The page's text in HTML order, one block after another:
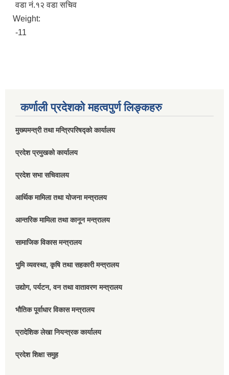
वडा नं.१२ वडा सचिव
Weight:
-11
कर्णाली प्रदेशको महत्वपुर्ण लिङ्कहरु
मुख्यमन्त्री तथा मन्त्रिपरिषद्को कार्यालय
प्रदेश प्रमुखको कार्यालय
प्रदेश सभा सचिवालय
आर्थिक मामिला तथा योजना मन्त्रालय
आन्तरिक मामिला तथा कानून मन्त्रालय
सामाजिक विकास मन्त्रालय
भुमि व्यवस्था, कृषि तथा सहकारी मन्त्रालय
उद्योग, पर्यटन, वन तथा वातावरण मन्त्रालय
भौतिक पूर्वाधार विकास मन्त्रालय
प्रादेशिक लेखा नियन्त्रक कार्यालय
प्रदेश शिक्षा समुह